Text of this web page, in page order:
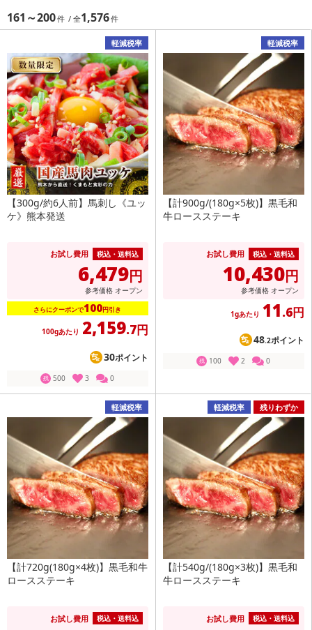
161～200 1,576
軽減税率
【300g/約6人前】馬刺し《ユッ
ケ》熊本発送
お試し費用 税込・送料込
6,479円
参考価格 オープン
さらにクーポンで100円引き
100gあたり 2,159.7円
30ポイント
残 500 3 0
軽減税率
【計900g/(180g×5枚)】黒毛和
牛ロースステーキ
お試し費用 税込・送料込
10,430円
参考価格 オープン
1gあたり 11.6円
48.2ポイント
残 100 2 0
軽減税率
【計720g(180g×4枚)】黒毛和牛
ロースステーキ
お試し費用 税込・送料込
軽減税率 残りわずか
【計540g/(180g×3枚)】黒毛和
牛ロースステーキ
お試し費用 税込・送料込